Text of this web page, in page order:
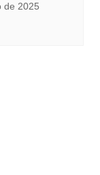
de 2025